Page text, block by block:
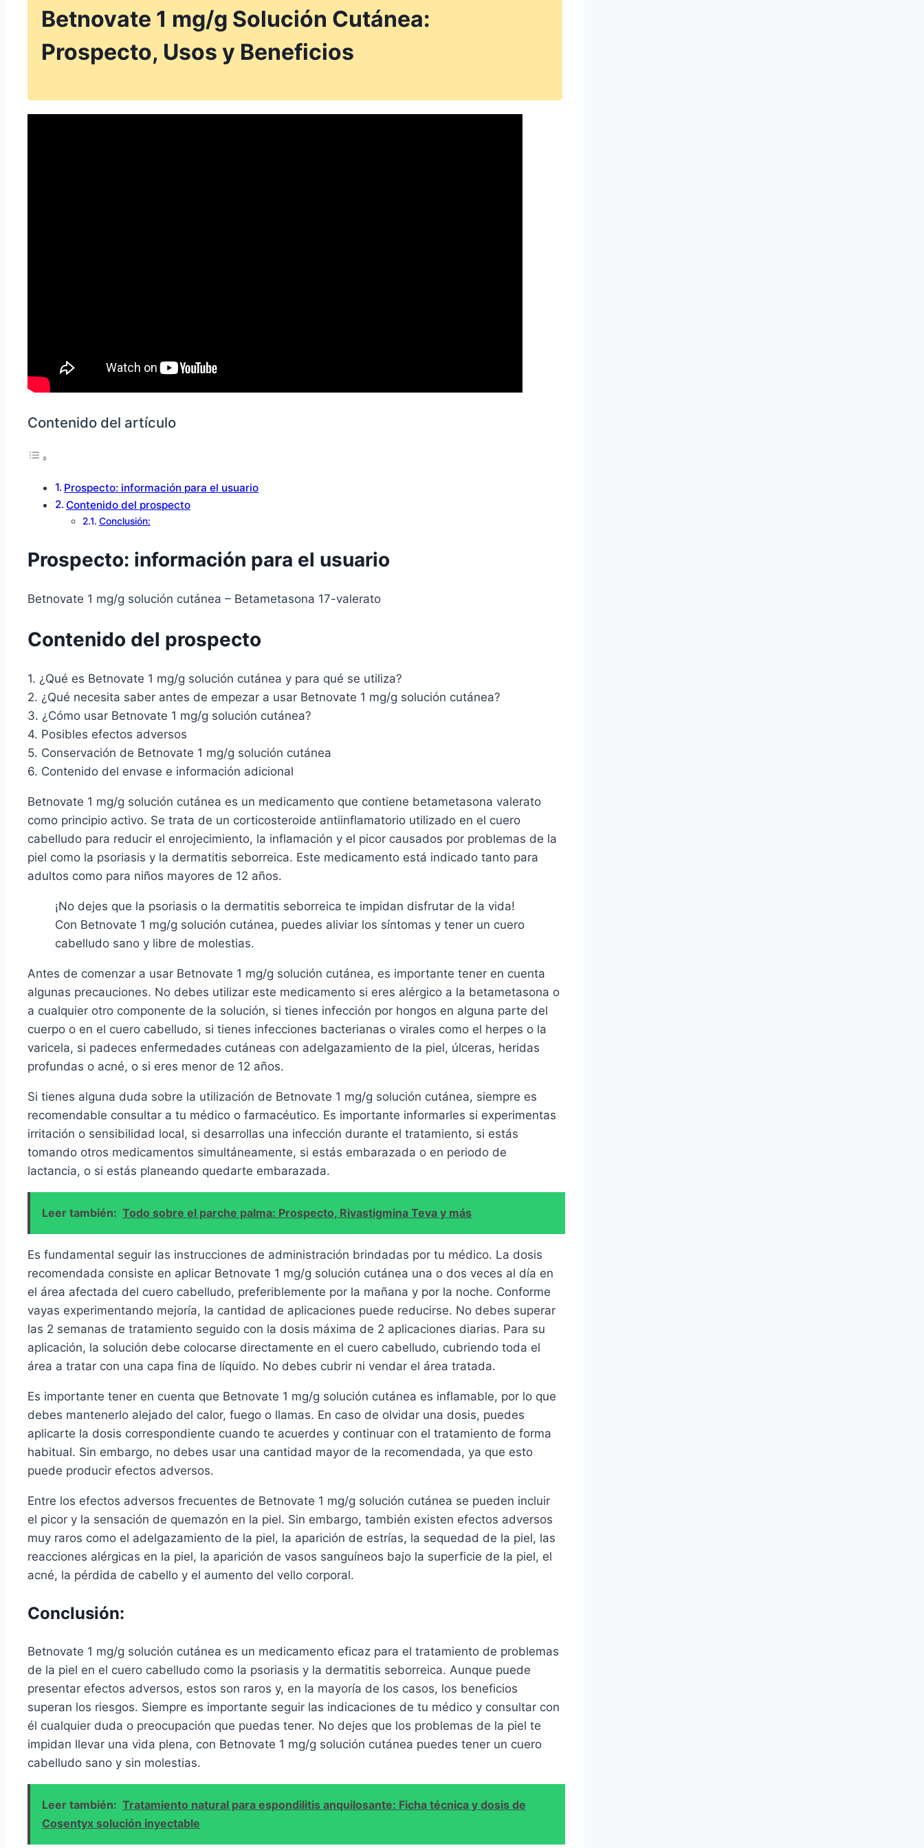
Betnovate 1 mg/g Solución Cutánea:
Prospecto, Usos y Beneficios
Contenido del artículo
Prospecto: información para el usuario
Contenido del prospecto
Conclusión:
Prospecto: información para el usuario
Betnovate 1 mg/g solución cutánea – Betametasona 17-valerato
Contenido del prospecto
1. ¿Qué es Betnovate 1 mg/g solución cutánea y para qué se utiliza?
2. ¿Qué necesita saber antes de empezar a usar Betnovate 1 mg/g solución cutánea?
3. ¿Cómo usar Betnovate 1 mg/g solución cutánea?
4. Posibles efectos adversos
5. Conservación de Betnovate 1 mg/g solución cutánea
6. Contenido del envase e información adicional
Betnovate 1 mg/g solución cutánea es un medicamento que contiene betametasona valerato
como principio activo. Se trata de un corticosteroide antiinflamatorio utilizado en el cuero
cabelludo para reducir el enrojecimiento, la inflamación y el picor causados por problemas de la
piel como la psoriasis y la dermatitis seborreica. Este medicamento está indicado tanto para
adultos como para niños mayores de 12 años.
¡No dejes que la psoriasis o la dermatitis seborreica te impidan disfrutar de la vida!
Con Betnovate 1 mg/g solución cutánea, puedes aliviar los síntomas y tener un cuero
cabelludo sano y libre de molestias.
Antes de comenzar a usar Betnovate 1 mg/g solución cutánea, es importante tener en cuenta
algunas precauciones. No debes utilizar este medicamento si eres alérgico a la betametasona o
a cualquier otro componente de la solución, si tienes infección por hongos en alguna parte del
cuerpo o en el cuero cabelludo, si tienes infecciones bacterianas o virales como el herpes o la
varicela, si padeces enfermedades cutáneas con adelgazamiento de la piel, úlceras, heridas
profundas o acné, o si eres menor de 12 años.
Si tienes alguna duda sobre la utilización de Betnovate 1 mg/g solución cutánea, siempre es
recomendable consultar a tu médico o farmacéutico. Es importante informarles si experimentas
irritación o sensibilidad local, si desarrollas una infección durante el tratamiento, si estás
tomando otros medicamentos simultáneamente, si estás embarazada o en periodo de
lactancia, o si estás planeando quedarte embarazada.
Leer también: Todo sobre el parche palma: Prospecto, Rivastigmina Teva y más
Es fundamental seguir las instrucciones de administración brindadas por tu médico. La dosis
recomendada consiste en aplicar Betnovate 1 mg/g solución cutánea una o dos veces al día en
el área afectada del cuero cabelludo, preferiblemente por la mañana y por la noche. Conforme
vayas experimentando mejoría, la cantidad de aplicaciones puede reducirse. No debes superar
las 2 semanas de tratamiento seguido con la dosis máxima de 2 aplicaciones diarias. Para su
aplicación, la solución debe colocarse directamente en el cuero cabelludo, cubriendo toda el
área a tratar con una capa fina de líquido. No debes cubrir ni vendar el área tratada.
Es importante tener en cuenta que Betnovate 1 mg/g solución cutánea es inflamable, por lo que
debes mantenerlo alejado del calor, fuego o llamas. En caso de olvidar una dosis, puedes
aplicarte la dosis correspondiente cuando te acuerdes y continuar con el tratamiento de forma
habitual. Sin embargo, no debes usar una cantidad mayor de la recomendada, ya que esto
puede producir efectos adversos.
Entre los efectos adversos frecuentes de Betnovate 1 mg/g solución cutánea se pueden incluir
el picor y la sensación de quemazón en la piel. Sin embargo, también existen efectos adversos
muy raros como el adelgazamiento de la piel, la aparición de estrías, la sequedad de la piel, las
reacciones alérgicas en la piel, la aparición de vasos sanguíneos bajo la superficie de la piel, el
acné, la pérdida de cabello y el aumento del vello corporal.
Conclusión:
Betnovate 1 mg/g solución cutánea es un medicamento eficaz para el tratamiento de problemas
de la piel en el cuero cabelludo como la psoriasis y la dermatitis seborreica. Aunque puede
presentar efectos adversos, estos son raros y, en la mayoría de los casos, los beneficios
superan los riesgos. Siempre es importante seguir las indicaciones de tu médico y consultar con
él cualquier duda o preocupación que puedas tener. No dejes que los problemas de la piel te
impidan llevar una vida plena, con Betnovate 1 mg/g solución cutánea puedes tener un cuero
cabelludo sano y sin molestias.
Leer también: Tratamiento natural para espondilitis anquilosante: Ficha técnica y dosis de
Cosentyx solución inyectable